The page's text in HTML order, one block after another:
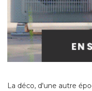
La déco, d'une autre